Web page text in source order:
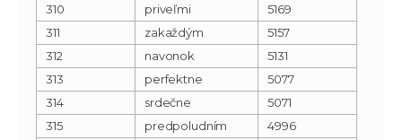
310
priveľmi
5169
311
zakaždým
5157
312
navonok
5131
313
perfektne
5077
314
srdečne
5071
315
predpoludním
4996